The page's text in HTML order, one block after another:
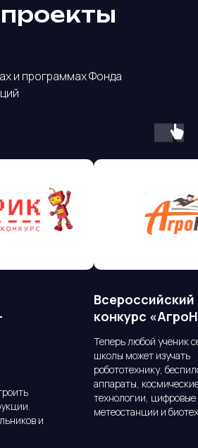
и программах Фонда
и
Всероссийский
конкурс
Теперь любой ученик
школы может изучать
робототехнику,
аппараты,
технологии, цифровые
метеостанции и